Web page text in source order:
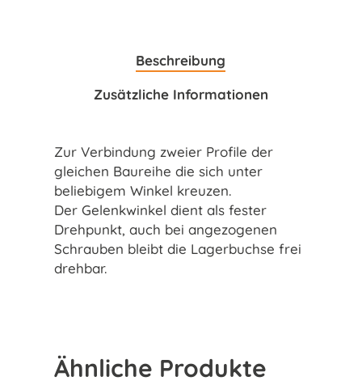
Beschreibung
Zusätzliche Informationen
Zur Verbindung zweier Profile der
gleichen Baureihe die sich unter
beliebigem Winkel kreuzen.
Der Gelenkwinkel dient als fester
Drehpunkt, auch bei angezogenen
Schrauben bleibt die Lagerbuchse frei
drehbar.
Ähnliche Produkte